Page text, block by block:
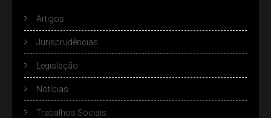
Artigos
Jurisprudências
Legislação
Notícias
Trabalhos Sociais